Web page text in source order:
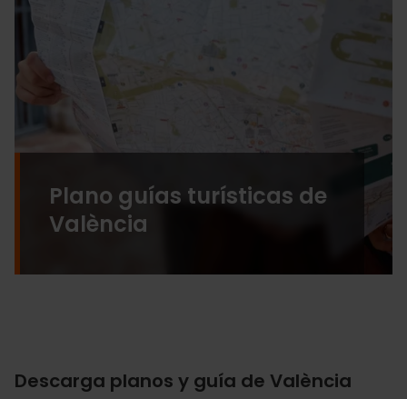
Plano guías turísticas de
València
Descarga planos y guía de València